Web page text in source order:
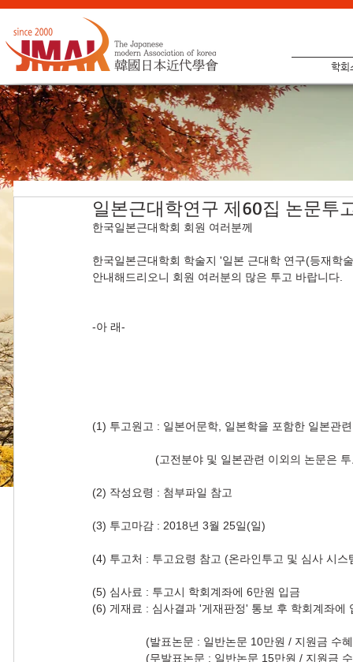
학회
일본근대학연구 제60집 논문투
한국일본근대학회 회원 여러분께
한국일본근대학회 학술지 '일본 근대학 연구(등재학
안내해드리오니 회원 여러분의 많은 투고 바랍니다.
-아 래-
(1) 투고원고 : 일본어문학, 일본학을 포함한 일본관
(고전분야 및 일본관련 이외의 논문
(2) 작성요령 : 첨부파일 참고
(3) 투고마감 : 2018년 3월 25일(일)
(4) 투고처 : 투고요령 참고 (온라인투고 및 심사 시스
(5) 심사료 : 투고시 학회계좌에 6만원 입금
(6) 게재료 : 심사결과 '게재판정' 통보 후 학회계좌에
(발표논문 : 일반논문 10만원 / 지원
(무발표논문 : 일반논문 15만원 / 지